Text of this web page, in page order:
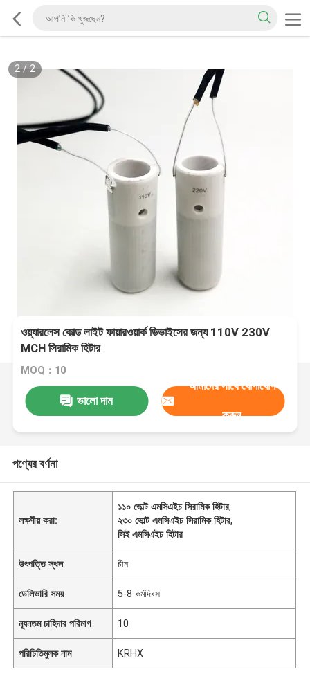
2/ 2
ওয়্যারলেস কোল্ড লাইট ফায়ারওয়ার্ক ডিভাইসের জন্য 110V 230V
MCH সিরামিক হিটার
MOQ：10
ভালো দাম
আমাদের সাথে যোগাযোগ
করুন
পণ্যের বর্ণনা
লক্ষণীয় করা:
১১০ ভোল্ট এমসিএইচ সিরামিক হিটার,
২৩০ ভোল্ট এমসিএইচ সিরামিক হিটার,
সিই এমসিএইচ হিটার
উৎপত্তি স্থল চীন
ডেলিভারি সময় 5-8 কর্মদিবস
ন্যূনতম চাহিদার পরিমাণ 10
পরিচিতিমুলক নাম KRHX